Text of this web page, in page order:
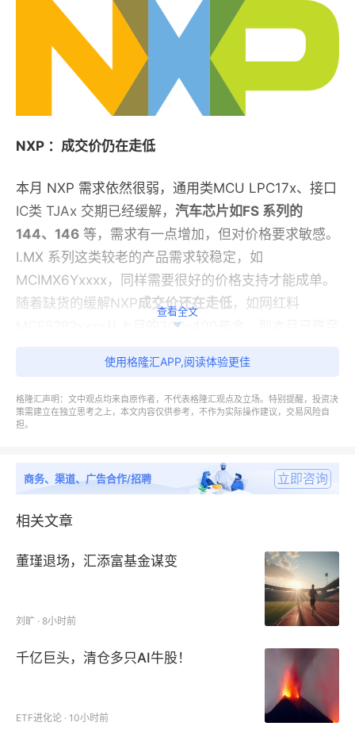
NXP ：成交价仍在走低
本月 NXP 需求依然很弱，通用类MCU LPC17x、接口
IC类 TJAx 交期已经缓解， 汽车芯片如FS 系列的
144、146 等，需求有一点增加，但对价格要求敏感。
I.MX 系列这类较老的产品需求较稳定，如
MCIMX6Yxxxx，同样需要很好的价格支持才能成单。
随着缺货的缓解NXP成交价还在走低，如网红料
MCF5282xxxx从上月的300-400美金，到本月已跌至
原厂已经涨过几轮价格，大部分产品成本都有提高。依
托台积电合资晶圆厂，NXP正开发5纳米工艺制程产
挂，目前缺货依然是工控、医疗、车规类物料，交期基
LTC6078HMS8#PBF、LTC24111MS#TRPBF、
查看全文
使用格隆汇APP,阅读体验更佳
格隆汇声明：文中观点均来自原作者，不代表格隆汇观点及立场。特别提醒，投资决
策需建立在独立思考之上，本文内容仅供参考，不作为实际操作建议，交易风险自
担。
商务、渠道、广告合作/招聘 立即咨询
相关文章
董瑾退场，汇添富基金谋变
刘旷 · 8小时前
千亿巨头，清仓多只AI牛股！
ETF进化论 · 10小时前